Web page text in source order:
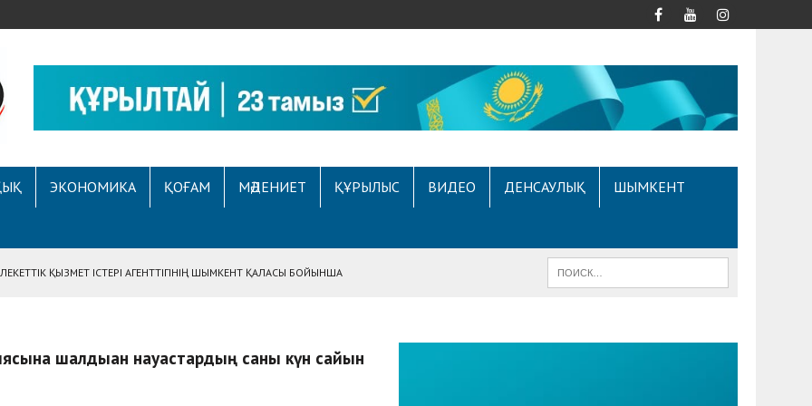
ЭКОНОМИКА ҚОҒАМ МӘДЕНИЕТ ҚҰРЫЛЫС ВИДЕО ДЕНСАУЛЫҚ ШЫМКЕНТ
ҚЫЗМЕТ ІСТЕРІ АГЕНТТІГІНІҢ ШЫМКЕНТ ҚАЛАСЫ БОЙЫНША
САУАТТЫЛЫҚ МӘСЕЛЕЛЕРІ ТАЛҚЫЛАНДЫ
шалдыққан науқастардың саны күн сайын